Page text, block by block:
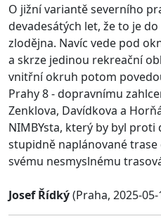
O jižní variantě severního
devadesátých let, že to je
zlodějna. Navíc vede pod
a skrze jedinou rekreační
vnitřní okruh potom
Prahy 8 - dopravnímu
Zenklova, Davídkova a
NIMBYsta, který by byl
stupidně naplánované
svému nesmyslnému
Josef Řídký(Praha, 2025-05-